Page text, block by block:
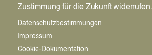
Zustimmung für die Zukunft widerrufen.
Datenschutzbestimmungen
Impressum
Cookie-Dokumentation